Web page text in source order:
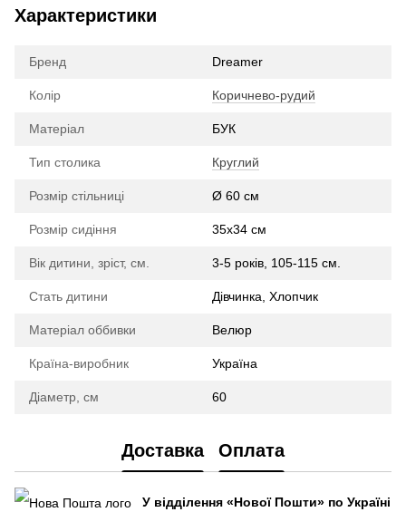
Характеристики
Бренд Dreamer
Колір Коричнево-рудий
Матеріал БУК
Тип столика Круглий
Розмір стільниці Ø 60 см
Розмір сидіння 35х34 см
Вік дитини, зріст, см. 3-5 років, 105-115 см.
Стать дитини Дівчинка, Хлопчик
Матеріал оббивки Велюр
Країна-виробник Україна
Діаметр, см 60
Доставка Оплата
У відділення «Нової Пошти» по Україні